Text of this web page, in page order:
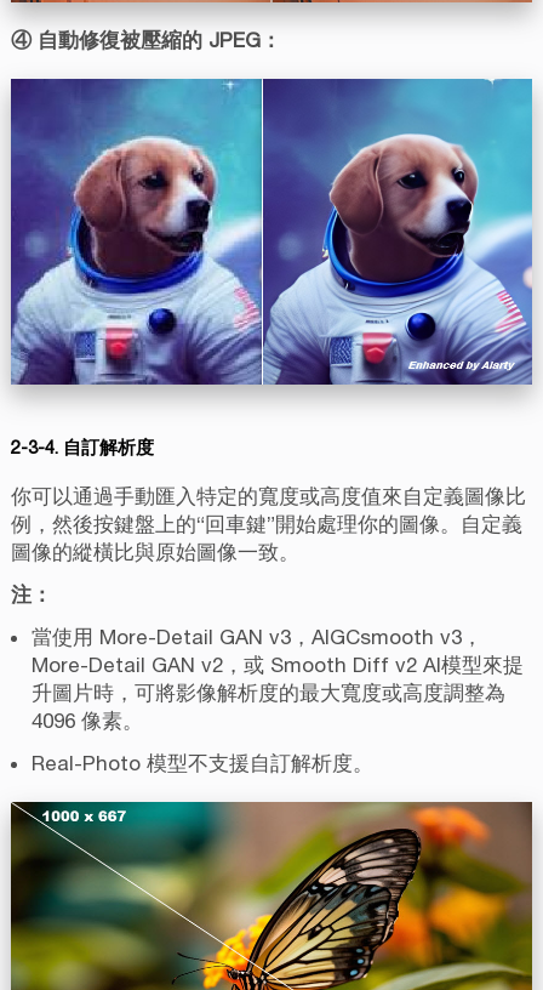
④ 自動修復被壓縮的 JPEG：
2-3-4. 自訂解析度
你可以通過手動匯入特定的寬度或高度值來自定義圖像比
例，然後按鍵盤上的“回車鍵”開始處理你的圖像。自定義
圖像的縱橫比與原始圖像一致。
注：
當使用 More-Detail GAN v3，AIGCsmooth v3，
More-Detail GAN v2，或 Smooth Diff v2AI模型來提
升圖片時，可將影像解析度的最大寬度或高度調整為
4096 像素。
Real-Photo 模型不支援自訂解析度。